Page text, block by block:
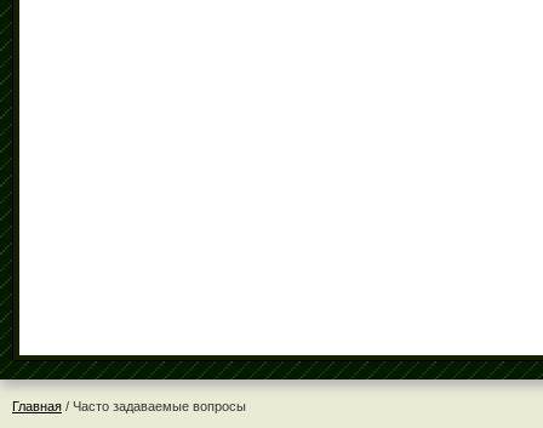
Главная / Часто задаваемые вопросы